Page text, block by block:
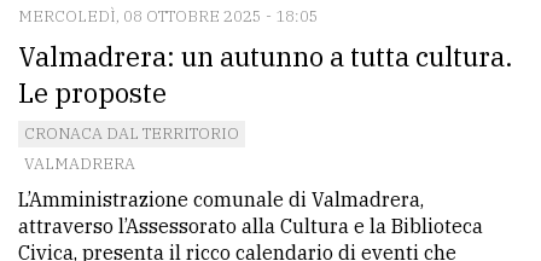
MERCOLEDÌ, 08 OTTOBRE 2025 - 18:05
Valmadrera: un autunno a tutta cultura.
Le proposte
CRONACA DAL TERRITORIO
VALMADRERA
L’Amministrazione comunale di Valmadrera,
attraverso l’Assessorato alla Cultura e la Biblioteca
Civica, presenta il ricco calendario di eventi che